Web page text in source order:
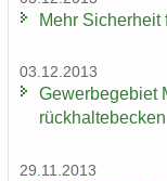
Mehr Si­cher­heit
03.12.2013
Ge­wer­be­ge­biet
rück­hal­te­be­cken
29.11.2013